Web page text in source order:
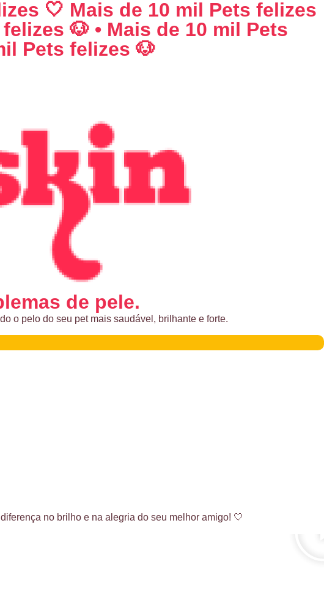
🤍 Mais de 10 mil Pets felizes
🐶 • Mais de 10 mil Pets
Pets felizes 🐶
de pele.
o pelo do seu pet mais saudável, brilhante e forte.
no brilho e na alegria do seu melhor amigo! 🤍